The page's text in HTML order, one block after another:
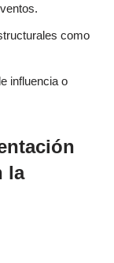
como
influencia o
la